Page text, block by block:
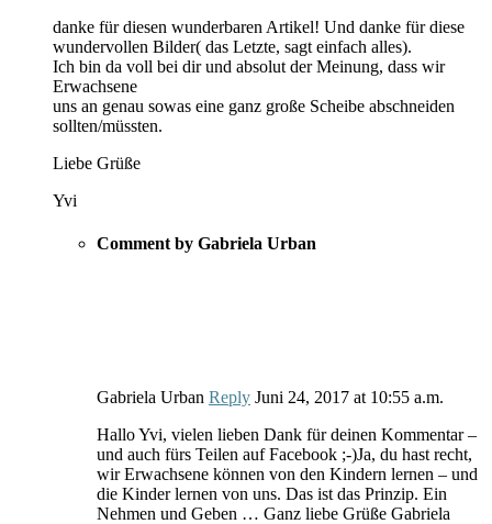
danke für diesen wunderbaren Artikel! Und danke für diese
wundervollen Bilder( das Letzte, sagt einfach alles).
Ich bin da voll bei dir und absolut der Meinung, dass wir
Erwachsene
uns an genau sowas eine ganz große Scheibe abschneiden
sollten/müssten.
Liebe Grüße
Yvi
Comment by Gabriela Urban
Gabriela Urban Reply Juni 24, 2017 at 10:55 a.m.
Hallo Yvi, vielen lieben Dank für deinen Kommentar –
und auch fürs Teilen auf Facebook ;-)Ja, du hast recht,
wir Erwachsene können von den Kindern lernen – und
die Kinder lernen von uns. Das ist das Prinzip. Ein
Nehmen und Geben … Ganz liebe Grüße Gabriela